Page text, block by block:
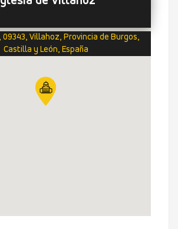
09343, Villahoz, Provincia de Burgos,
Castilla y León, España